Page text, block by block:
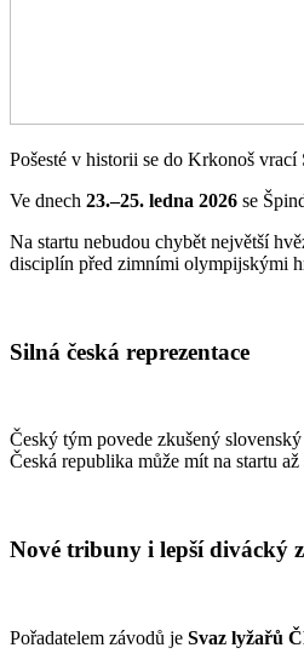
Pošesté v historii se do Krkonoš
Ve dnech 23.–25. ledna 2026 se
Na startu nebudou chybět největší
disciplín před zimními olympijskými
Silná česká reprezentace
Český tým povede zkušený
Česká republika může mít na startu až
Nové tribuny i lepší divácký
Pořadatelem závodů je Svaz lyžařů